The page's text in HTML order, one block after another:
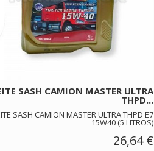
SASH CAMION MASTER ULTRA
THPD...
SASH CAMION MASTER ULTRA THPD E7
15W40 (5 LITROS)
26,64 €